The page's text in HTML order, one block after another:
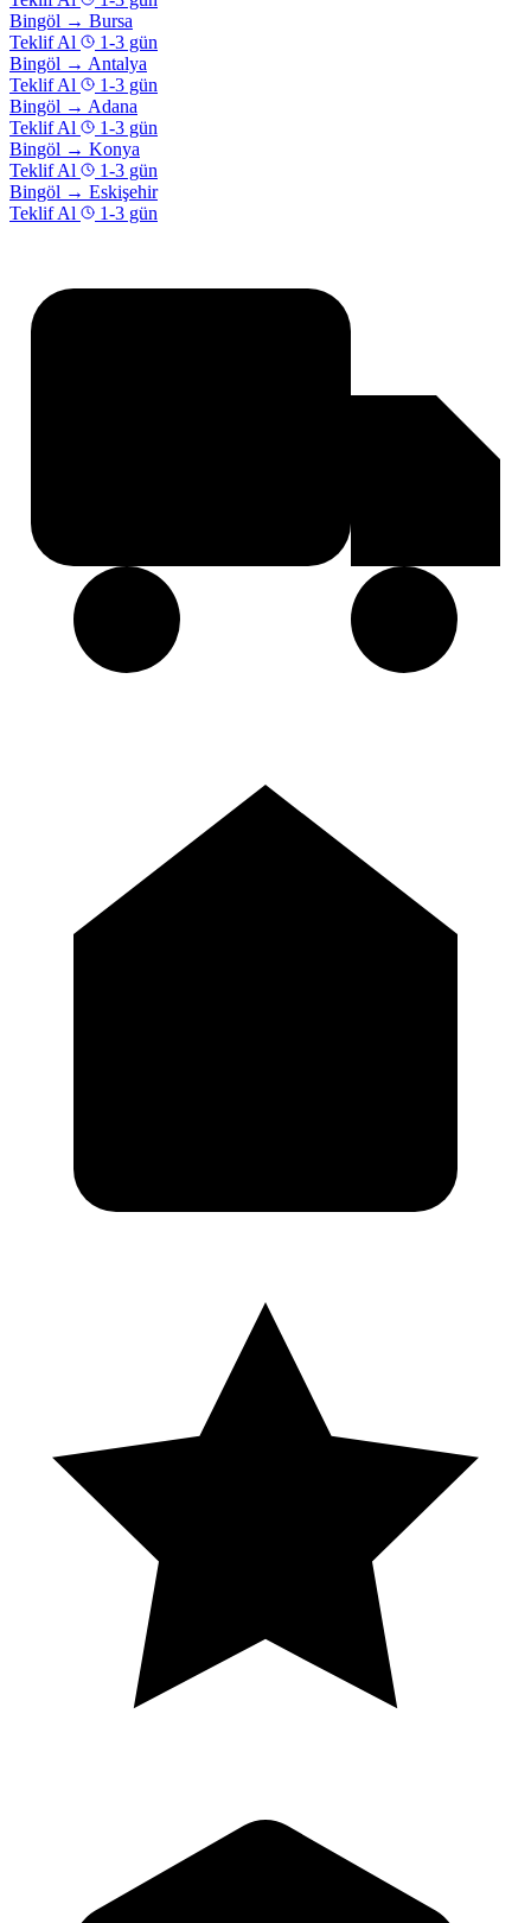
Bingöl → Bursa
Teklif Al
1-3 gün
Bingöl → Antalya
Teklif Al
1-3 gün
Bingöl → Adana
Teklif Al
1-3 gün
Bingöl → Konya
Teklif Al
1-3 gün
Bingöl → Eskişehir
Teklif Al
1-3 gün